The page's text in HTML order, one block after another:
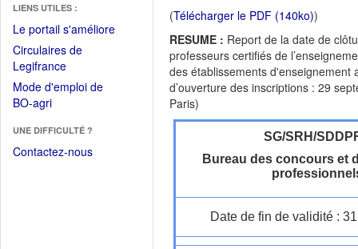
LIENS UTILES :
Le portail s'améliore(Fichier
Circulaires de
Legifrance(Ouvrir
dans
une
fenêtre)
Mode d'emploi de
BO-agri(Ouvrir
une
nouvelle
UNE DIFFICULTÉ ?
Contactez-nous
(Télécharger le PDF (140ko))
RESUME : Report de la date de
professeurs certifiés de
des établissements d'enseignement
d’ouverture des inscriptions : 29
Paris)
SG/SRH/
Bureau des concours et
Date de fin de validité :